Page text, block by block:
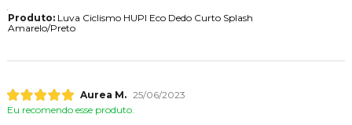
Produto:Luva Ciclismo HUPI Eco Dedo Curto Splash
Amarelo/Preto
Aurea M. 25/06/2023
Eu recomendo esse produto.